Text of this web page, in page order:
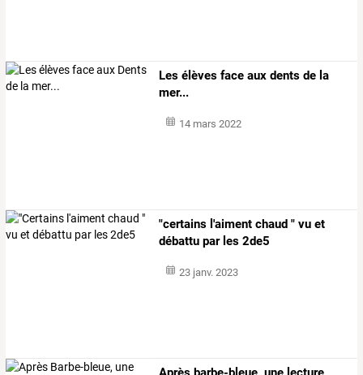
Les élèves face aux dents de la
mer...
14 mars 2022
"certains l'aiment chaud " vu et
débattu par les 2de5
23 janv. 2023